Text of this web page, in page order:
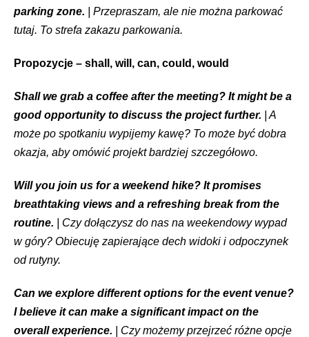
parking zone. | Przepraszam, ale nie można parkować
tutaj. To strefa zakazu parkowania.
Propozycje – shall, will, can, could, would
Shall we grab a coffee after the meeting? It might be a
good opportunity to discuss the project further. | A
może po spotkaniu wypijemy kawę? To może być dobra
okazja, aby omówić projekt bardziej szczegółowo.
Will you join us for a weekend hike? It promises
breathtaking views and a refreshing break from the
routine. | Czy dołączysz do nas na weekendowy wypad
w góry? Obiecuję zapierające dech widoki i odpoczynek
od rutyny.
Can we explore different options for the event venue?
I believe it can make a significant impact on the
overall experience. | Czy możemy przejrzeć różne opcje